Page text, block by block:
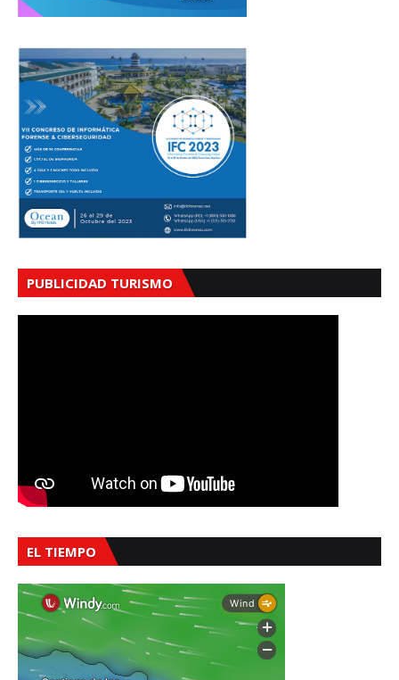
PUBLICIDAD TURISMO
EL TIEMPO